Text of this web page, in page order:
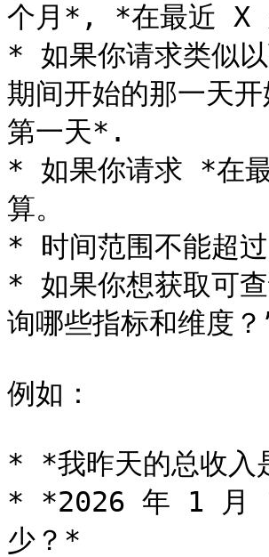
个月*, *在最近 X
* 如果你请求类似
期间开始的那一天
第一天*.
* 如果你请求 *在
算。
* 时间范围不能超
* 如果你想获取可
询哪些指标和维度？
例如：
* *我昨天的总收入
* *2026 年 1 月
少？*